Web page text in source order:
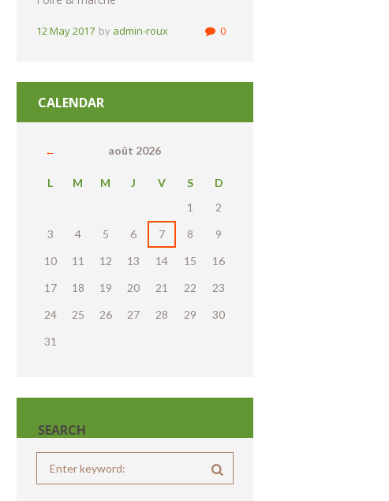
12 May 2017 by admin-roux 0
CALENDAR
août 2026
L M M J V S
D
1
2
3
4 5 6 7 8
9
10
11 12 13 14 15
16
17
18 19 20 21 22
23
24
25 26 27 28 29
30
31
SEARCH